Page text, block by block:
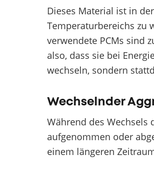
Dieses Material ist in
Temperaturbereichs zu
verwendete PCMs sind
also, dass sie bei
wechseln, sondern
Wechselnder
Während des Wechsels
aufgenommen oder
einem längeren